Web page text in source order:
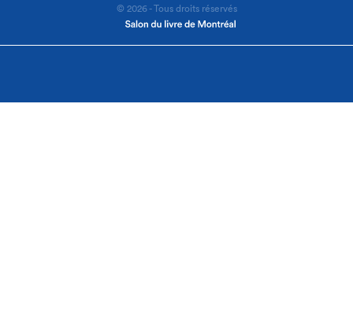
© 2026 - Tous droits réservés